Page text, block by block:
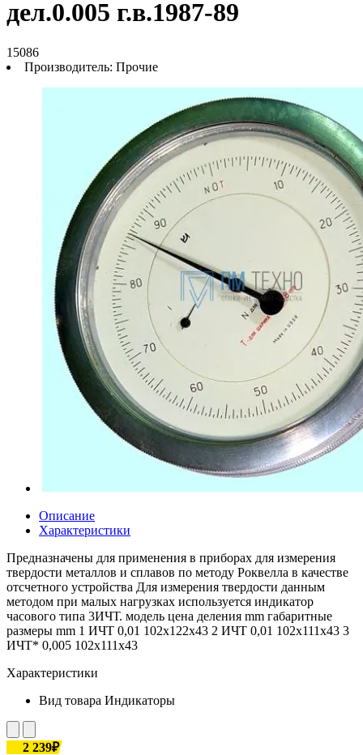
дел.0.005 г.в.1987-89
15086
Производитель: Прочие
Описание
Характеристики
Предназначены для применения в приборах для измерения
твердости металлов и сплавов по методу Роквелла в качестве
отсчетного устройства Для измерения твердости данным
методом при малых нагрузках используется индикатор
часового типа 3ИЧТ. модель цена деления mm габаритные
размеры mm 1 ИЧТ 0,01 102x122x43 2 ИЧТ 0,01 102x111x43 3
ИЧТ* 0,005 102x111x43
Характеристики
Вид товара Индикаторы
2 239₽